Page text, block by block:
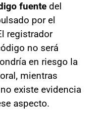
fuente del
por el
registrador
no será
en riesgo la
mientras
existe evidencia
aspecto.